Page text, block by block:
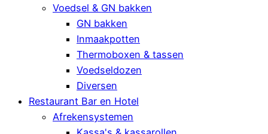
Voedsel & GN bakken
GN bakken
Inmaakpotten
Thermoboxen & tassen
Voedseldozen
Diversen
Restaurant Bar en Hotel
Afrekensystemen